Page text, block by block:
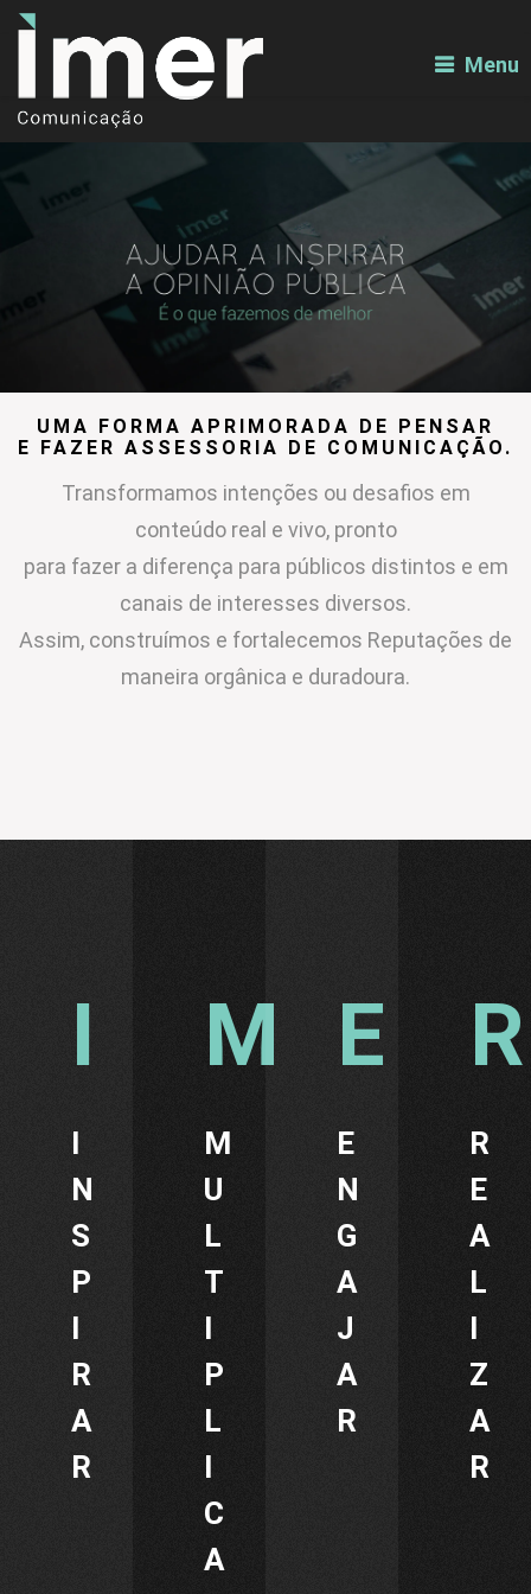
Menu
UMA FORMA APRIMORADA DE PENSAR
E FAZER ASSESSORIA DE COMUNICAÇÃO.
Transformamos intenções ou desafios em
conteúdo real e vivo, pronto
para fazer a diferença para públicos distintos e em
canais de interesses diversos.
Assim, construímos e fortalecemos Reputações de
maneira orgânica e duradoura.
I
N
S
P
I
R
A
R
M
U
L
T
I
P
L
I
C
A
E
N
G
A
J
A
R
R
E
A
L
I
Z
A
R